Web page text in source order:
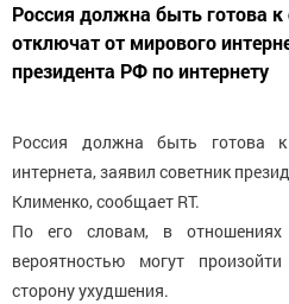
Россия должна быть готова к
отключат от мирового
президента РФ по интернету
Россия должна быть готова
интернета, заявил советник
Клименко, сообщает RT.
По его словам, в
вероятностью могут
сторону ухудшения.